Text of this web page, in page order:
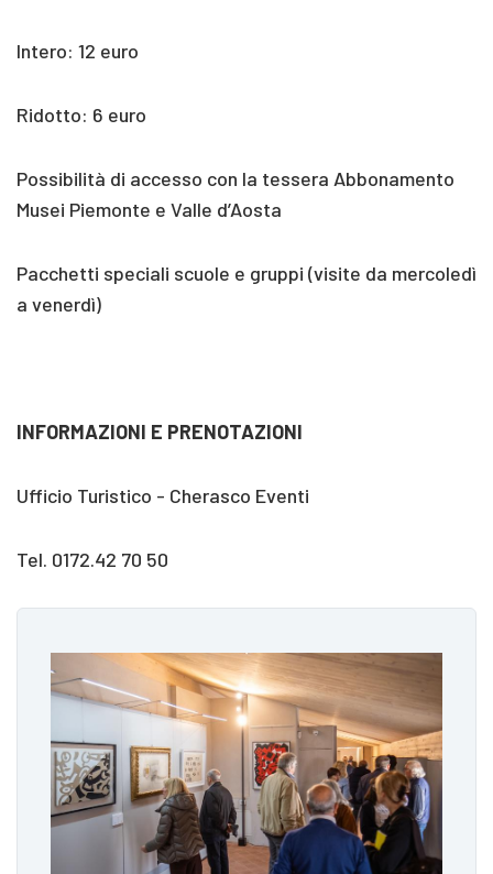
Intero: 12 euro
Ridotto: 6 euro
Possibilità di accesso con la tessera Abbonamento
Musei Piemonte e Valle d’Aosta
Pacchetti speciali scuole e gruppi (visite da mercoledì
a venerdì)
INFORMAZIONI E PRENOTAZIONI
Ufficio Turistico - Cherasco Eventi
Tel. 0172.42 70 50